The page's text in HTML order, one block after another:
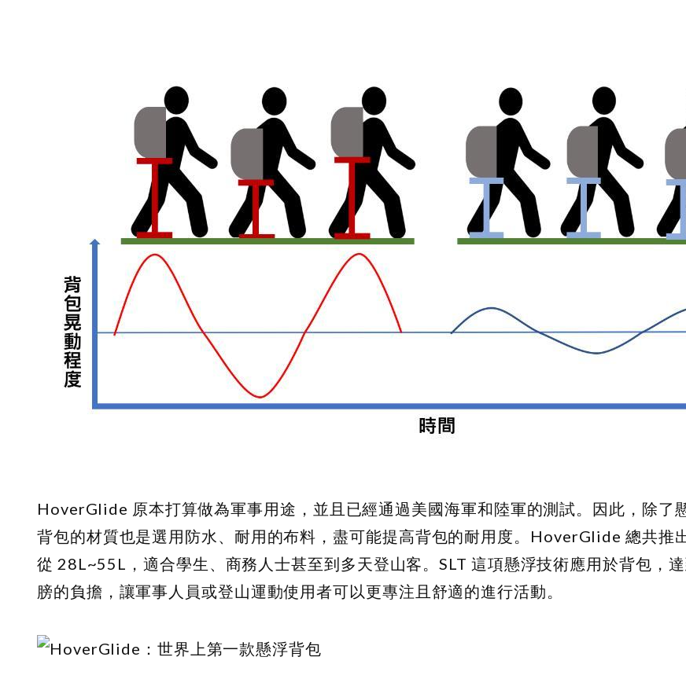
HoverGlide 原本打算做為軍事用途，並且已經通過美國海軍和陸軍的測試。因此，除了
背包的材質也是選用防水、耐用的布料，盡可能提高背包的耐用度。HoverGlide 總共推
從 28L~55L，適合學生、商務人士甚至到多天登山客。SLT 這項懸浮技術應用於背包，
膀的負擔，讓軍事人員或登山運動使用者可以更專注且舒適的進行活動。